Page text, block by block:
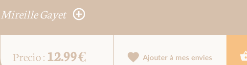
Mireille Gayet
Precio : 12.99 € Ajouter à mes envies